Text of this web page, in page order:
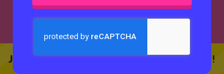
Je kunt 5 gratis quizzen spelen. Speel de eerste!